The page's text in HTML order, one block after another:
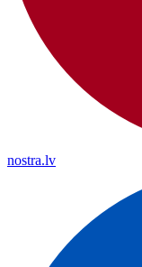
nostra.lv